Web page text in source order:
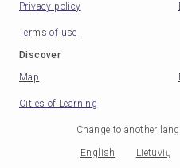
Privacy policy
Terms of use
Discover
Map
Cities of Learning
Change to another
English Lietuvių